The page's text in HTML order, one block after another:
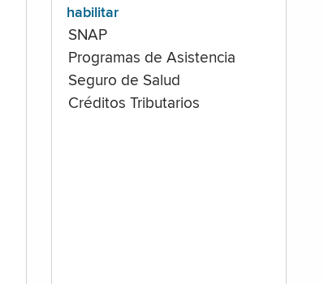
habilitar
SNAP
Programas de Asistencia
Seguro de Salud
Créditos Tributarios